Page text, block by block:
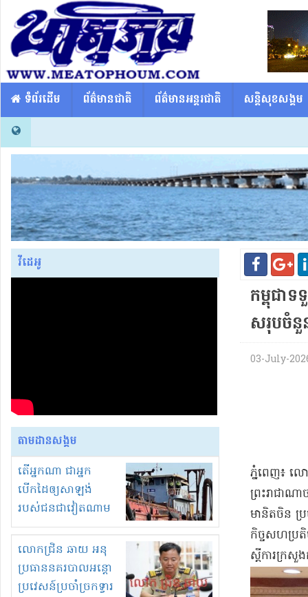
​​ ទំព័រដើម ព័ត៌មានជាតិ ព័ត៌មានអន្តរជាតិ សន្តិសុខសង្គម
វីដេអូ
តាមដានសង្គម
តើអ្នកណា ជាអ្នក
បើកដៃឲ្យសាឡង់
របស់ជនជាវៀតណាម
ចូល មកខុស
ច្បាប់លួចបូមខ្សាច់នៅ
ក្នុងប្រទេសកម្ពុជា
លោកជ្រិន ឆាយ អនុ
ប្រធាននគរបាលអន្តោ
ប្រវេសន៍ប្រចាំច្រកទ្វារ
កម្ពុជា
សរុបចំនួ
03-July-
ភ្នំពេញ៖ លោ
ព្រះរាជាណ
មានិតចិន ប្
កិច្ចសហប្រតិ
ស្តីការក្រសួ